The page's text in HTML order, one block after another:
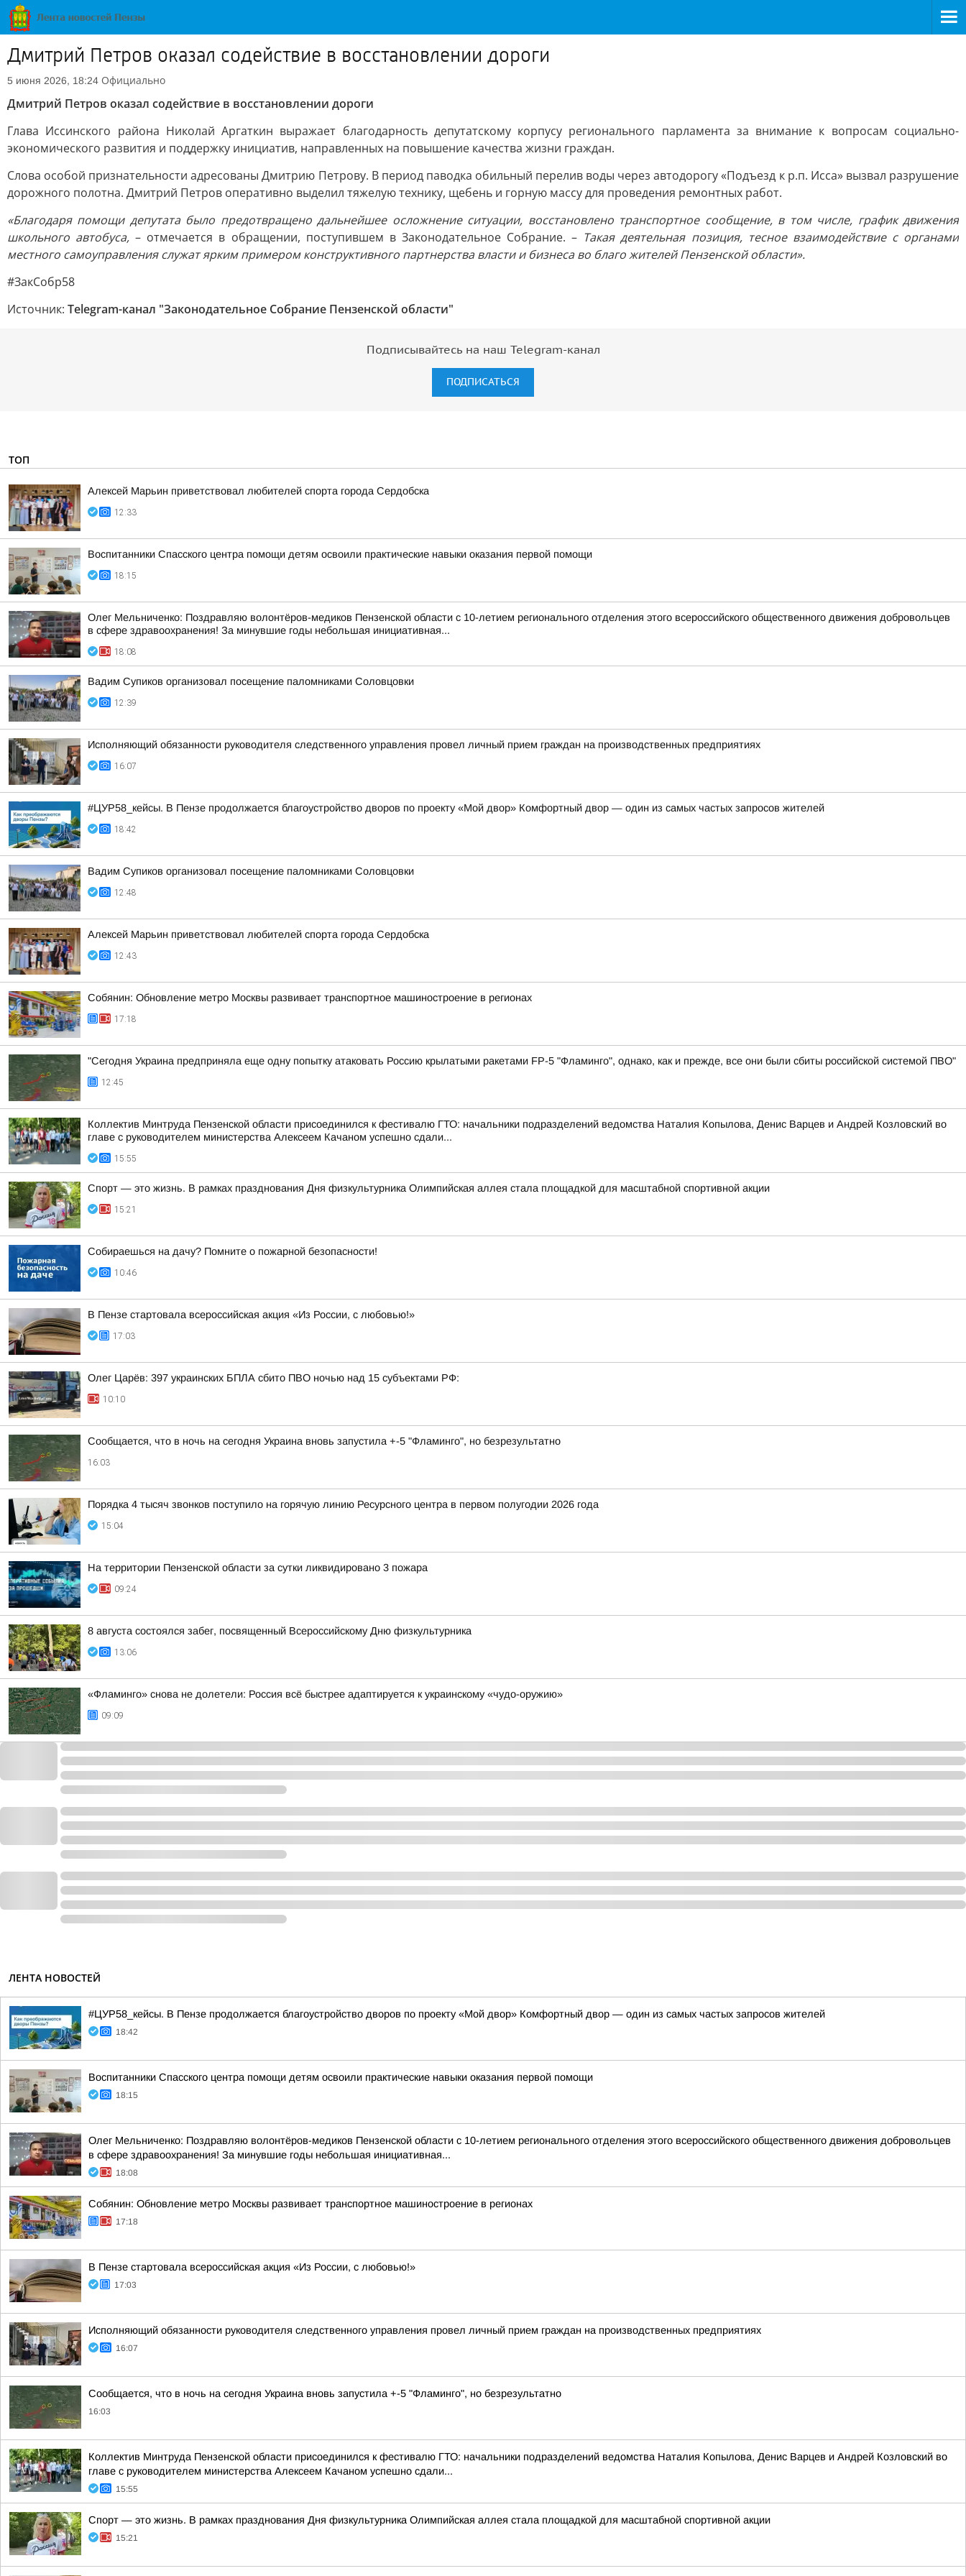
Дмитрий Петров оказал содействие в восстановлении дороги
5 июня 2026, 18:24 Официально
Дмитрий Петров оказал содействие в восстановлении дороги
Глава Иссинского района Николай Аргаткин выражает благодарность депутатскому корпусу регионального парламента за внимание к вопросам социально-
экономического развития и поддержку инициатив, направленных на повышение качества жизни граждан.
Слова особой признательности адресованы Дмитрию Петрову. В период паводка обильный перелив воды через автодорогу «Подъезд к р.п. Исса» вызвал разрушение
дорожного полотна. Дмитрий Петров оперативно выделил тяжелую технику, щебень и горную массу для проведения ремонтных работ.
«Благодаря помощи депутата было предотвращено дальнейшее осложнение ситуации, восстановлено транспортное сообщение, в том числе, график движения
школьного автобуса,– отмечается в обращении, поступившем в Законодательное Собрание. – Такая деятельная позиция, тесное взаимодействие с органами
местного самоуправления служат ярким примером конструктивного партнерства власти и бизнеса во благо жителей Пензенской области».
#ЗакСобр58
Источник: Telegram-канал "Законодательное Собрание Пензенской области"
Подписывайтесь на наш Telegram-канал
ПОДПИСАТЬСЯ
ТОП
Алексей Марьин приветствовал любителей спорта города Сердобска
12:33
Воспитанники Спасского центра помощи детям освоили практические навыки оказания первой помощи
18:15
Олег Мельниченко: Поздравляю волонтёров-медиков Пензенской области с 10-летием регионального отделения этого всероссийского общественного движения добровольцев
в сфере здравоохранения! За минувшие годы небольшая инициативная...
18:08
Вадим Супиков организовал посещение паломниками Соловцовки
12:39
Исполняющий обязанности руководителя следственного управления провел личный прием граждан на производственных предприятиях
16:07
#ЦУР58_кейсы. В Пензе продолжается благоустройство дворов по проекту «Мой двор» Комфортный двор — один из самых частых запросов жителей
18:42
Вадим Супиков организовал посещение паломниками Соловцовки
12:48
Алексей Марьин приветствовал любителей спорта города Сердобска
12:43
Собянин: Обновление метро Москвы развивает транспортное машиностроение в регионах
17:18
"Сегодня Украина предприняла еще одну попытку атаковать Россию крылатыми ракетами FP-5 "Фламинго", однако, как и прежде, все они были сбиты российской системой ПВО"
12:45
Коллектив Минтруда Пензенской области присоединился к фестивалю ГТО: начальники подразделений ведомства Наталия Копылова, Денис Варцев и Андрей Козловский во
главе с руководителем министерства Алексеем Качаном успешно сдали...
15:55
Спорт — это жизнь. В рамках празднования Дня физкультурника Олимпийская аллея стала площадкой для масштабной спортивной акции
15:21
Собираешься на дачу? Помните о пожарной безопасности!
10:46
В Пензе стартовала всероссийская акция «Из России, с любовью!»
17:03
Олег Царёв: 397 украинских БПЛА сбито ПВО ночью над 15 субъектами РФ:
10:10
Сообщается, что в ночь на сегодня Украина вновь запустила +-5 "Фламинго", но безрезультатно
16:03
Порядка 4 тысяч звонков поступило на горячую линию Ресурсного центра в первом полугодии 2026 года
15:04
На территории Пензенской области за сутки ликвидировано 3 пожара
09:24
8 августа состоялся забег, посвященный Всероссийскому Дню физкультурника
13:06
«Фламинго» снова не долетели: Россия всё быстрее адаптируется к украинскому «чудо-оружию»
09:09
ЛЕНТА НОВОСТЕЙ
#ЦУР58_кейсы. В Пензе продолжается благоустройство дворов по проекту «Мой двор» Комфортный двор — один из самых частых запросов жителей
18:42
Воспитанники Спасского центра помощи детям освоили практические навыки оказания первой помощи
18:15
Олег Мельниченко: Поздравляю волонтёров-медиков Пензенской области с 10-летием регионального отделения этого всероссийского общественного движения добровольцев
в сфере здравоохранения! За минувшие годы небольшая инициативная...
18:08
Собянин: Обновление метро Москвы развивает транспортное машиностроение в регионах
17:18
В Пензе стартовала всероссийская акция «Из России, с любовью!»
17:03
Исполняющий обязанности руководителя следственного управления провел личный прием граждан на производственных предприятиях
16:07
Сообщается, что в ночь на сегодня Украина вновь запустила +-5 "Фламинго", но безрезультатно
16:03
Коллектив Минтруда Пензенской области присоединился к фестивалю ГТО: начальники подразделений ведомства Наталия Копылова, Денис Варцев и Андрей Козловский во
главе с руководителем министерства Алексеем Качаном успешно сдали...
15:55
Спорт — это жизнь. В рамках празднования Дня физкультурника Олимпийская аллея стала площадкой для масштабной спортивной акции
15:21